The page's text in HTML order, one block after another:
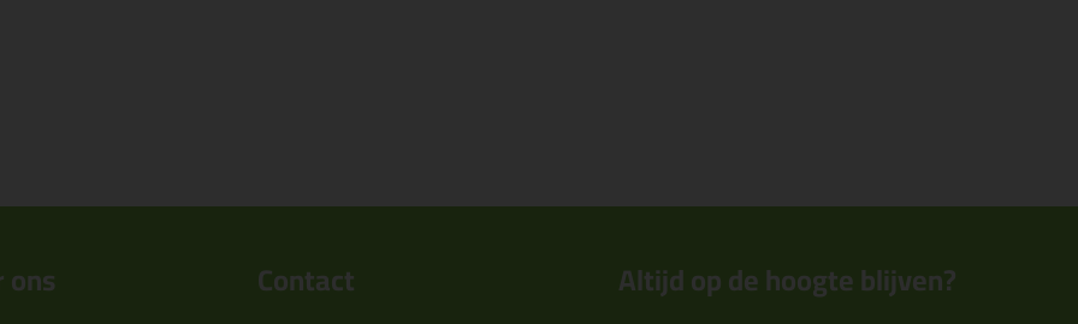
ons Contact Altijd op de hoogte blijven?